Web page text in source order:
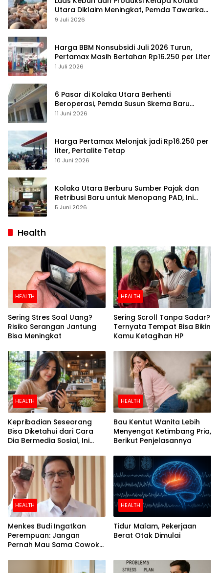
Utara Diklaim Meningkat, Pemda Tawarkan
Peluang Investasi
9 Juli 2026
Harga BBM Nonsubsidi Juli 2026 Turun,
Pertamax Masih Bertahan Rp16.250 per Liter
1 Juli 2026
6 Pasar di Kolaka Utara Berhenti
Beroperasi, Pemda Susun Skema Baru
Pulihkan Perdagangan
11 Juni 2026
Harga Pertamax Melonjak jadi Rp16.250 per
liter, Pertalite Tetap
10 Juni 2026
Kolaka Utara Berburu Sumber Pajak dan
Retribusi Baru untuk Menopang PAD, Ini
Daftarnya
5 Juni 2026
Health
HEALTH
Sering Stres Soal Uang?
Risiko Serangan Jantung
Bisa Meningkat
HEALTH
Sering Scroll Tanpa Sadar?
Ternyata Tempat Bisa Bikin
Kamu Ketagihan HP
HEALTH
Kepribadian Seseorang
Bisa Diketahui dari Cara
Dia Bermedia Sosial, Ini
HEALTH
Bau Kentut Wanita Lebih
Menyengat Ketimbang Pria,
Berikut Penjelasannya
HEALTH
Menkes Budi Ingatkan
Perempuan: Jangan
Pernah Mau Sama Cowok
HEALTH
Tidur Malam, Pekerjaan
Berat Otak Dimulai